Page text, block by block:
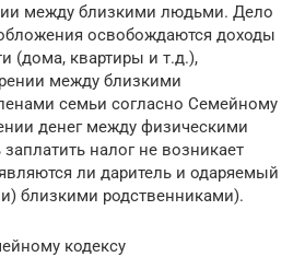
между близкими людьми. Дело
освобождаются доходы
(дома, квартиры и т.д.),
между близкими
семьи согласно Семейному
денег между физическими
налог не возникает
ли даритель и одаряемый
близкими родственниками).
кодексу